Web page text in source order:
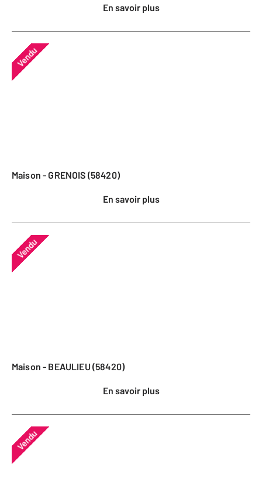
En savoir plus
Vendu
Maison - GRENOIS (58420)
En savoir plus
Vendu
Maison - BEAULIEU (58420)
En savoir plus
Vendu